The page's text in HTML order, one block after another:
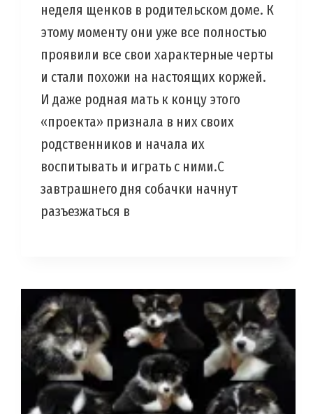
неделя щенков в родительском доме. К
этому моменту они уже все полностью
проявили все свои характерные черты
и стали похожи на настоящих коржей.
И даже родная мать к концу этого
«проекта» признала в них своих
родственников и начала их
воспитывать и играть с ними.С
завтрашнего дня собачки начнут
разъезжаться в